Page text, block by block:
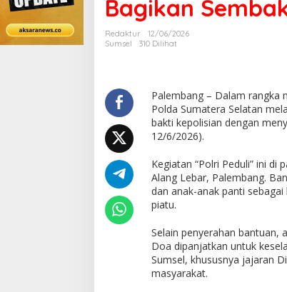
P
,
D
i
t
n
t
e
l
m
P
o
l
Bagikan
Redaktur
12/06/2026
Sumsel
310 Dilihat
Palembang – Dalam rangka
Polda Sumatera Selatan
bakti kepolisian dengan
12/6/2026).
Kegiatan “Polri Peduli” ini di
Alang Lebar, Palembang.
dan anak-anak panti
piatu.
Selain penyerahan bantuan,
Doa dipanjatkan untuk
Sumsel, khususnya jajaran
masyarakat.